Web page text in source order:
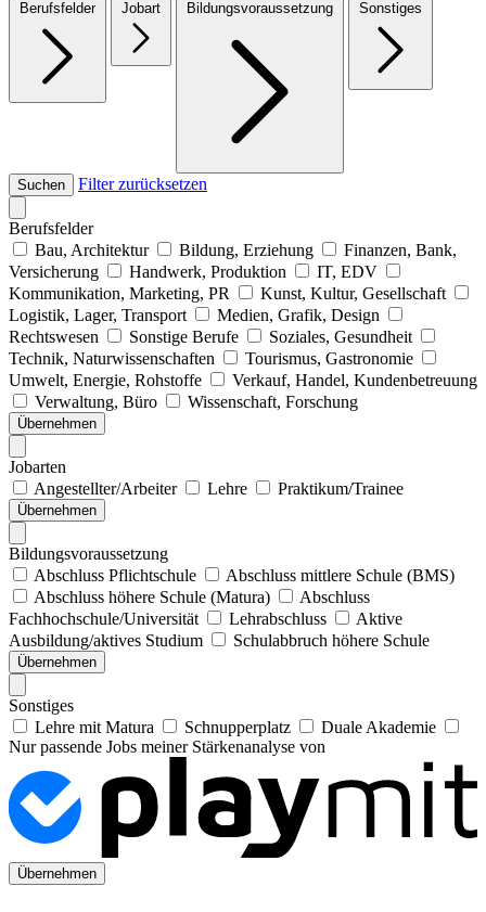
Berufsfelder Jobart Bildungsvoraussetzung Sonstiges
Suchen Filter zurücksetzen
Berufsfelder
Bau, Architektur
Bildung, Erziehung
Finanzen, Bank,
Versicherung
Handwerk, Produktion
IT, EDV
Kommunikation, Marketing, PR
Kunst, Kultur, Gesellschaft
Logistik, Lager, Transport
Medien, Grafik, Design
Rechtswesen
Sonstige Berufe
Soziales, Gesundheit
Technik, Naturwissenschaften
Tourismus, Gastronomie
Umwelt, Energie, Rohstoffe
Verkauf, Handel, Kundenbetreuung
Verwaltung, Büro
Wissenschaft, Forschung
Übernehmen
Jobarten
Angestellter/Arbeiter
Lehre Praktikum/Trainee
Übernehmen
Bildungsvoraussetzung
Abschluss Pflichtschule
Abschluss mittlere Schule (BMS)
Abschluss höhere Schule (Matura)
Abschluss
Fachhochschule/Universität
Lehrabschluss
Aktive
Ausbildung/aktives Studium
Schulabbruch höhere Schule
Übernehmen
Sonstiges
Lehre mit Matura
Schnupperplatz
Duale Akademie
Nur passende Jobs meiner Stärkenanalyse von
Übernehmen